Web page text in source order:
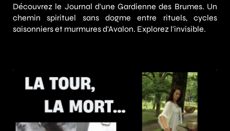
Découvrez le Journal d'une Gardienne des Brumes. Un
chemin spirituel sans dogme entre rituels, cycles
saisonniers et murmures d'Avalon. Explorez l'invisible.